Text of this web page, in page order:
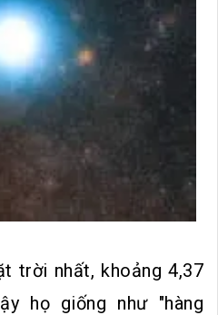
trời nhất, khoảng 4,37
họ giống như "hàng